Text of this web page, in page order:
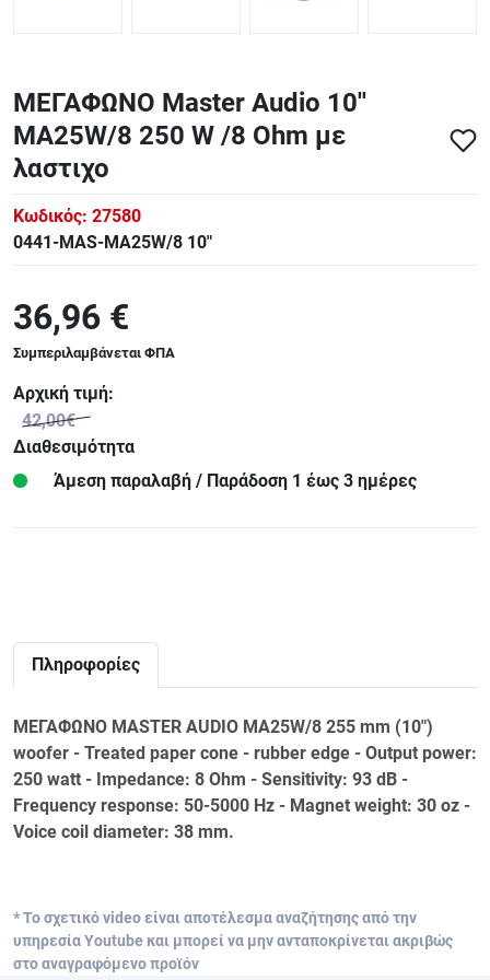
ΜΕΓΑΦΩΝΟ Master Audio 10''
MA25W/8 250 W /8 Ohm με
λαστιχο
Κωδικός: 27580
0441-MAS-MA25W/8 10"
36,96 €
Συμπεριλαμβάνεται ΦΠΑ
Αρχική τιμή:
42,00€
Διαθεσιμότητα
Άμεση παραλαβή / Παράδoση 1 έως 3 ημέρες
Πληροφορίες
ΜΕΓΑΦΩΝΟ MASTER AUDIO MA25W/8 255 mm (10")
woofer - Treated paper cone - rubber edge - Output power:
250 watt - Impedance: 8 Ohm - Sensitivity: 93 dB -
Frequency response: 50-5000 Hz - Magnet weight: 30 oz -
Voice coil diameter: 38 mm.
* Το σχετικό video είναι αποτέλεσμα αναζήτησης από την
υπηρεσία Youtube και μπορεί να μην ανταποκρίνεται ακριβώς
στο αναγραφόμενο προϊόν